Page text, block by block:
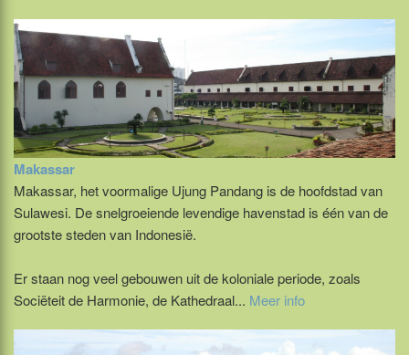
Makassar
Makassar, het voormalige Ujung Pandang is de hoofdstad van
Sulawesi. De snelgroeiende levendige havenstad is één van de
grootste steden van Indonesië.
Er staan nog veel gebouwen uit de koloniale periode, zoals
Sociëteit de Harmonie, de Kathedraal... Meer info